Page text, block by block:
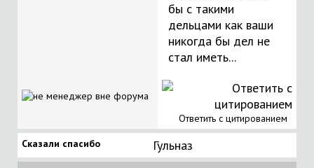
бы с такими
дельцами как ваши
никогда бы дел не
стал иметь...
Ответить с цитированием
Сказали спасибо
Гульназ